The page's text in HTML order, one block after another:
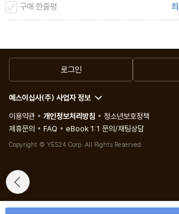
을 할까?
마흔세 번째 인문학 │ 무언가를 잘 알기 위
것만으로 충분할까?
마흔네 번째 인문학 │ 기술이 인간 조건을 바
마흔다섯 번째 인문학 │ 이론의 가치는 실제
것일까?
마흔여섯 번째 인문학 │ 우리는 왜 아름다움에
마흔일곱 번째 인문학 │ 예술 작품은 반드시
일일까?
마흔아홉 번째 인문학 │ 일자리가 줄어드는
쉰 번째 인문학 │ 문화는 우리를 더 인간답게
구매 한줄평
로그인
예스이십사(주) 사업자 정보
이용약관
개인정보처리방침
청소년보호정책
제휴문의
FAQ eBook 1:1 문의/채팅상담
Copyright © YES24 Corp. All Rights Reserved.